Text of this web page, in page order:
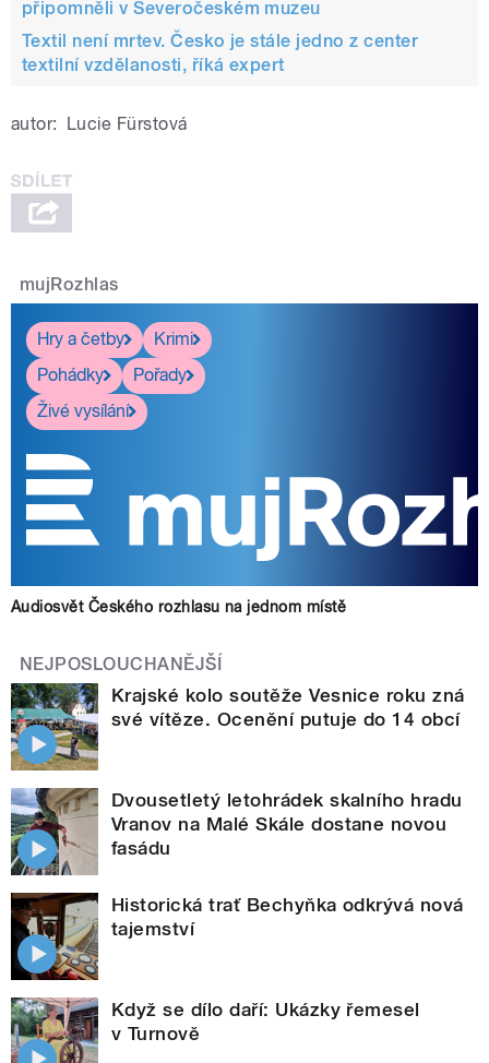
připomněli v Severočeském muzeu
Textil není mrtev. Česko je stále jedno z center
textilní vzdělanosti, říká expert
autor: Lucie Fürstová
mujRozhlas
Hry a četby
Krimi
Pohádky
Pořady
Živé vysílání
Audiosvět Českého rozhlasu na jednom místě
NEJPOSLOUCHANĚJŠÍ
Krajské kolo soutěže Vesnice roku zná
své vítěze. Ocenění putuje do 14 obcí
Dvousetletý letohrádek skalního hradu
Vranov na Malé Skále dostane novou
fasádu
Historická trať Bechyňka odkrývá nová
tajemství
Když se dílo daří: Ukázky řemesel
v Turnově